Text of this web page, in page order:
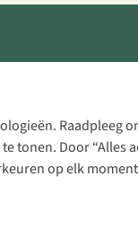
Raadpleeg
Door “Alles
op elk